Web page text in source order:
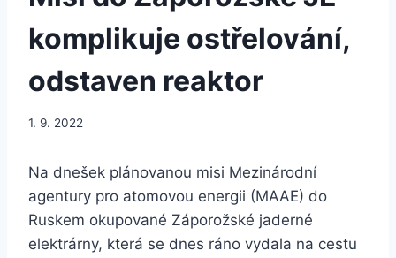
komplikuje ostřelování,
odstaven reaktor
1. 9. 2022
Na dnešek plánovanou misi Mezinárodní
agentury pro atomovou energii (MAAE) do
Ruskem okupované Záporožské jaderné
elektrárny, která se dnes ráno vydala na cestu